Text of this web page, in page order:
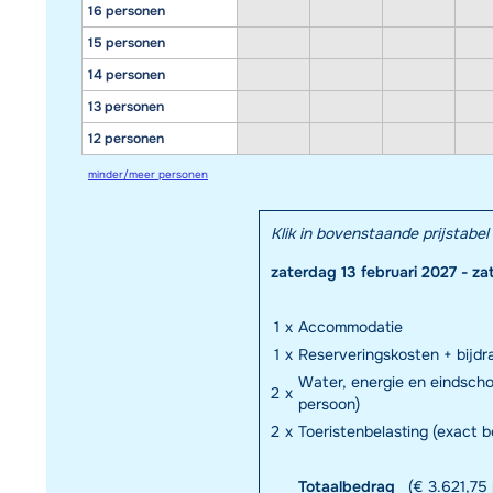
16 personen
15 personen
14 personen
13 personen
12 personen
minder/meer personen
Klik in bovenstaande
zaterdag 13 februari 2027 -
1 x Accommodatie
1 x Reserveringskosten +
2 x
Water, energie en
persoon)
2 x Toeristenbelasting (exact
Totaalbedrag (€ 3.621,75